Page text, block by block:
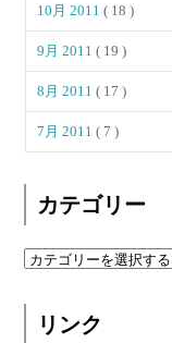
10月 2011( 18 )
9月 2011( 19 )
8月 2011( 17 )
7月 2011( 7 )
カテゴリー
リンク